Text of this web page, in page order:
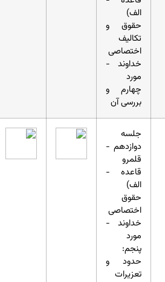
الف)
حقوق و
تکالیف
اختصاصی
خداوند -
مورد
چهارم و
بررسی آن
جلسه
دوازدهم -
قلمرو
قاعده -
الف)
حقوق
اختصاصی
خداوند -
مورد
پنجم:
حدود و
تعزیرات